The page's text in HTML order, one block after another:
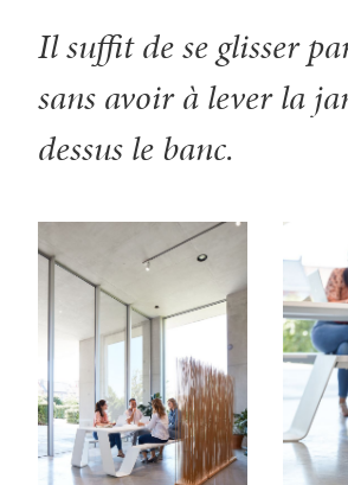
Il suffit de se glisser
sans avoir à lever la
dessus le banc.